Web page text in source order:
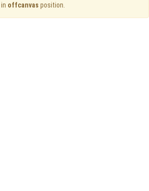
offcanvas position.